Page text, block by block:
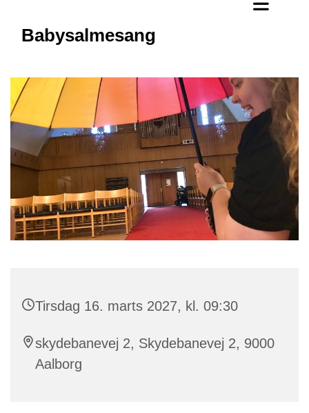
Babysalmesang
Tirsdag 16. marts 2027, kl. 09:30
skydebanevej 2, Skydebanevej 2, 9000
Aalborg